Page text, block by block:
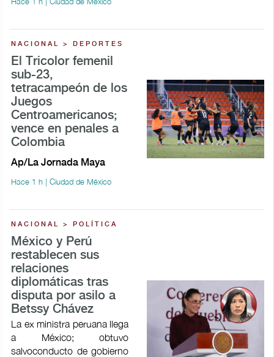
NACIONAL > DEPORTES
El Tricolor femenil
sub-23,
tetracampeón de los
Juegos
Centroamericanos;
vence en penales a
Colombia
Ap/La Jornada Maya
Hace 1 h | Ciudad de México
NACIONAL > POLÍTICA
México y Perú
restablecen sus
relaciones
diplomáticas tras
disputa por asilo a
Betssy Chávez
La ex ministra peruana llega
a México; obtuvo
salvoconducto de gobierno